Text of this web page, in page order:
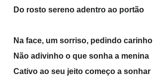
Do rosto sereno adentro ao portão
Na face, um sorriso, pedindo carinho
Não adivinho o que sonha a menina
Cativo ao seu jeito começo a sonhar